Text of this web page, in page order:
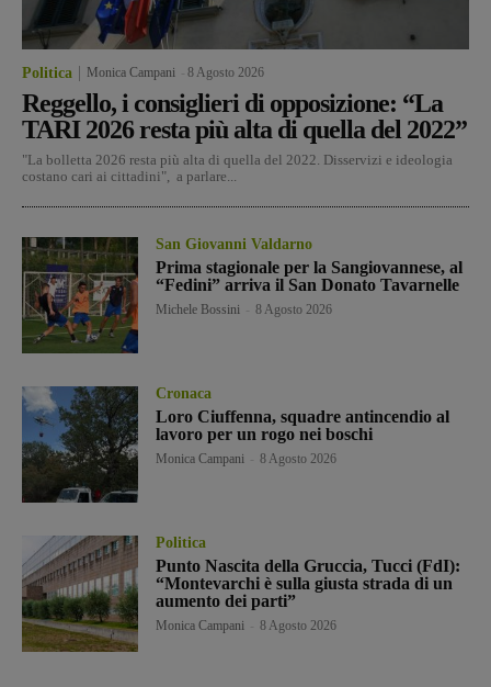
Politica Monica Campani 8 Agosto 2026
Reggello, i consiglieri di opposizione: “La
TARI 2026 resta più alta di quella del 2022”
"La bolletta 2026 resta più alta di quella del 2022. Disservizi e ideologia
costano cari ai cittadini", a parlare...
San Giovanni Valdarno
Prima stagionale per la Sangiovannese, al
“Fedini” arriva il San Donato Tavarnelle
Michele Bossini 8 Agosto 2026
Cronaca
Loro Ciuffenna, squadre antincendio al
lavoro per un rogo nei boschi
Monica Campani 8 Agosto 2026
Politica
Punto Nascita della Gruccia, Tucci (FdI):
“Montevarchi è sulla giusta strada di un
aumento dei parti”
Monica Campani 8 Agosto 2026